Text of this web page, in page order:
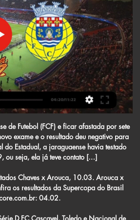
TVs por Assinatura, Programas de Televisão, TVs Pagas via satélite, TV a cabo, canais.

Arouca x Chaves ao vivo: onde assistir o Campeonato 01/10/2023 — Portanto, veja o local, horário e saiba como assistir o jogo ao vivo, na TV, online e em qual canal vai passar. Onde assistir Arouca x Chaves ao ...

Bilhetes Liga Portugal - Continente Feed FC Arouca. Sporting CP. Arouca | Estádio Municipal de Arouca. Os bilhetes para GD Chaves. Gil Vicente FC. GD Chaves. Barcelos | Estádio Cidade de Barcelos. Os ...

Em partida válida pela nona rodada do Campeonato Goiano, o Goiás venceu o Grêmio Anápolis por 2 a 1 neste sábado, em jogo disputado no estádio da Serrinha. Com os três gols saindo na segunda etapa, o time comandado por Mauricio Barbieri teve de buscar uma virada para sair com a vitória.

Tag: SÃO PAULO x OPERÁRIO FERROVIÁRIO. Copa SP 2020. Assistir São Paulo x Operário Ferroviário Ao Vivo na TV Futebol Online na Copa São Paulo – Mega Placar. MegaPlacar 04/01/2020 0.

O Botafogo começou mal a disputa rumo ao título da Superliga B de vôlei. A equipe alvinegra enfrentou o Flamengo, na Gávea, e foi derrotado por três sets a um. Empurrado por centenas de torcedores no acanhado ginásio Togo Renan Soares “Kanela”, o time de vôlei masculino do Flamengo, anfitrião, ganhou, com parciais de 27/25, […]

Assistir GD Chaves x Arouca Ao Vivo - 01/03/2024 há 11 horas — GD Chaves x Arouca ao vivo: onde assistir Campeonato Português A partida entre GD Chaves x Arouca acontece neste dia 01/03/2024, às 17h15 ( ...

Assistir Brusque x Joinville online Aqui você aprende como assistir a Brusque x Joinville ao vivo , online e grátis. O jogo do Campeonato Catarinense, será disputado dia 16/01/2019 às 19:00 hs.

Jogo Benfica - Academica Liga ZON Sagres 2010/11 - 1ª Jornada. O SL Benfica recebe o Académica de Coimbra, hoje, pelas 20H15. Pode ver a transmissão do jogo Benfica vs Academica em directo na SportTV1, pelas 20H15. Também pode assistir ao jogo Benfica vs A...

Usado - Rio de Janeiro . Camisa Feminina Volei Rj Tamanho G . R$ 40. 6x R$ 7 40. Usado. Camisa Cruzeiro Sada Feminina Volei 17/18 Ryl Tam: Pmg . R$ 149 99. 12x R$ 12 50 sem juros . Frete grátis.. Camisa Fila Botafogo Rj - Infantil . R$ 110. 12x R$ 9 17 sem juros . São Paulo .

Sobre o próximo compromisso na competição, quinta-feira, contra o Botafogo, no Rio de Janeiro, Orejuela afirmou que a partir de agora, nesta reta final, os jogos se tornam ainda mais difíceis, mas que o Clube segue evoluindo e que a vitória é o único resultado que interessa ao Clube.

Jon Jones e Valentina Shevchenko são os mais cotados no UFC 247 Adilson Batista vê clássico contra América-MG como bom teste para o Cruzeiro Regularizado pelo Goiás, meia vive expectativa de atuar no Brasil após 10 anos Catarinense: Diretoria do Avaí divulga nota de repúdio sobre atletas aliciados Paulista A3: Sem desfalques, Nacional visita Desportivo Brasil

ONDE ASSISTIR Náutico x Sport AO VIVO. Transmissão do jogo Náutico x Sport: A partida terá transmissão ao vivo pelo Fox Sports e online pelo canal Live FC.O site da Globo esporte acompanha a.

Não deixe de acompanhar o jogão entre Boa Esporte x Coimbra ao vivo pelo Campeonato Mineiro a partir das 10h00 (de Brasília) com transmissão do canal GE. Assistir Boa Esporte x Coimbra ao vivo grátis. Só aqui no Futemax você não vai perder nenhum lance da partida entre Boa Esporte e Coimbra …

Motivos mais que suficientes para seguir Famalicão aqui, neste portal e, porque não, visitar Vila Nova de Famalicão. Contacte-nos. Vila Nova de Famalicão é um concelho empreendedor. Desde 1205 que Famalicão cresce, desde então nunca mais parou. Contactos

Essa foi a primeira vez que o Cartoon fez uma transmissão ao vivo e simultânea para todo o continente, conquistando a posição nº 1 dos vídeos de games em alta no YouTube no Brasil e a 2ª mais vista no geral. Relacionado. Comentários Nenhum comentário para esta notícia. Deixe o seu comentário!

— Atlético Clube Goianiense (@ACGOficial) August 13, 2020. Nesta quarta o que se viu em campo foi um Flamengo que em nada lembrou a equipe de 2019, que dominava e sufocava os adversários até alcançar a vitória. O time de Torrent esteve perdido na defesa e pouco criou no ataque.

Globo RJ 1 Globo RJ 2 + Globo SP Globo RJ 3 + Globo Nordeste + Globo SP Assistir Globo RJ ao vivo online grátis é Aqui, Assista ao vivo na tv sem travar, além de Globo RJ há centenas de canais online em Fotodicas.Com disponíveis 24 horas.

Justiça Desportiva do Amazonas suspendeu a final entre Fast Clube e Manaus 15 de abril de 2019 As partidas das f